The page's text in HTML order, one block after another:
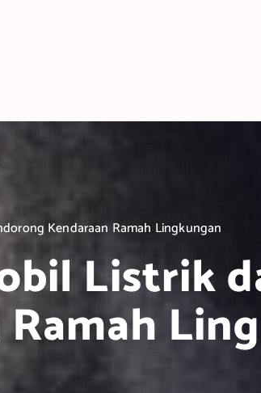
Kendaraan Ramah Lingkungan
Listrik